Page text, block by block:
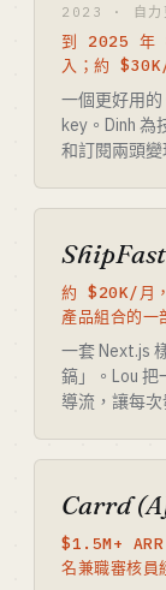
2023 · 自力
到 2025 年
入；約
一個更好用
key。Dinh 為
和訂閱兩頭變
約 $20K/月
產品組合的一
一套 Next.js
鎬」。Lou
導流，讓每次
Carrd
$1.5M+
名兼職審核員